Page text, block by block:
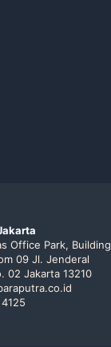
Office Park, Building
09 Jl. Jenderal
02 Jakarta 13210